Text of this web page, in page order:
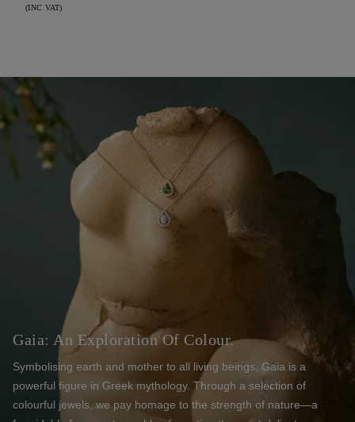
(INC VAT)
Gaia: An Exploration Of Colour.
Symbolising earth and mother to all living beings, Gaia is a
powerful figure in Greek mythology. Through a selection of
colourful jewels, we pay homage to the strength of nature—a